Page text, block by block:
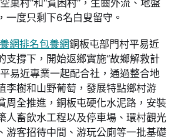
巢村”和“貧困村”，生齒外流、地盤
一度只剩下6名白叟留守。
網排名包養網銅板屯部門村平易近
支撐下，開始返鄉實施“故鄉解救計
易近專業一起配合社，通過整合地
李樹和山野葡萄，發展特點鄉村游
周全推進，銅板屯硬化水泥路，安裝
人畜飲水工程以及停車場、環村觀光
游客招待中間、游玩公廁等一批基礎